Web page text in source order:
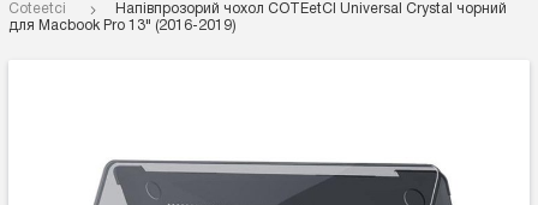
Coteetci
Напівпрозорий чохол COTEetCI Universal Crystal чорний
для Macbook Pro 13" (2016-2019)